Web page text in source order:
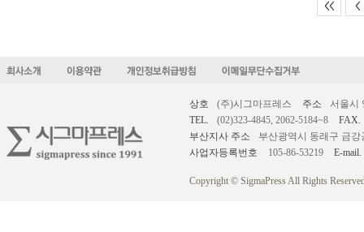
<< <
상호 (주)시그마프레스 주소
서울시
TEL.
(02)323-4845, 2062-5184~8
FAX.
부산지사 주소
부산광역시 동래구 금강
사업자등록번호
105-86-53219 E-mail.
Copyright © SigmaPress All Rights